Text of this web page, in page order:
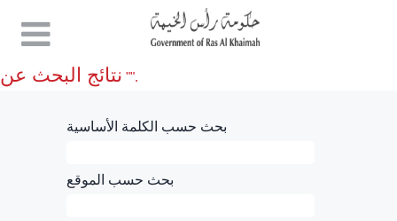
الصفحة الرئيسية في Ras Al Khaimah E-Government
نتائج البحث عن "".
بحث حسب الكلمة الأساسية
بحث حسب الموقع